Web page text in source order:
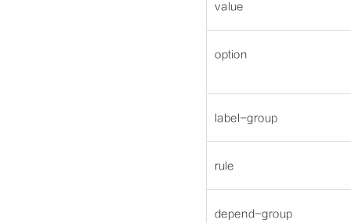
value
option
label-group
rule
depend-group